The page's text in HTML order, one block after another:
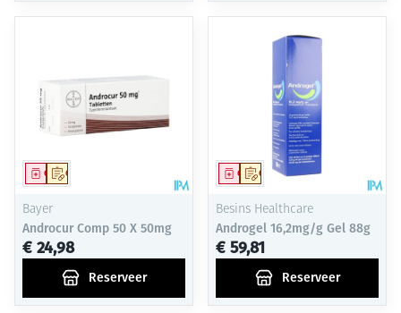
Op voorschrift
Geneesmiddel
Bayer
Androcur Comp 50 X 50mg
€ 24,98
Reserveer
Op voorschrift
Geneesmiddel
Besins Healthcare
Androgel 16,2mg/g Gel 88g
€ 59,81
Reserveer